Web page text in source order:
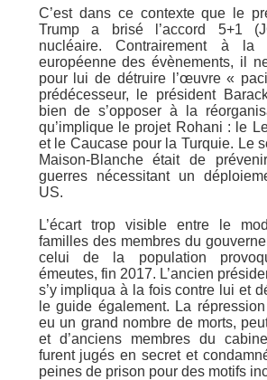
C’est dans ce contexte que le
Trump a brisé l’accord 5+1
nucléaire. Contrairement à la
européenne des évènements, il
pour lui de détruire l’œuvre «
prédécesseur, le président
bien de s’opposer à la
qu’implique le projet Rohani : le
et le Caucase pour la Turquie. Le
Maison-Blanche était de
guerres nécessitant un
US.
L’écart trop visible entre le
familles des membres du
celui de la population
émeutes, fin 2017. L’ancien
s’y impliqua à la fois contre lui et
le guide également. La
eu un grand nombre de morts,
et d’anciens membres du
furent jugés en secret et
peines de prison pour des motifs